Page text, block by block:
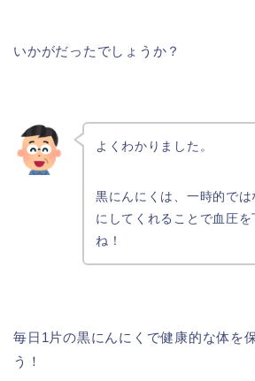
いかがだったでしょうか？
よくわかりました。
黒にんにくは、一時的で
にしてくれることで血圧
ね！
毎日1片の黒にんにくで健康的な体を
う！